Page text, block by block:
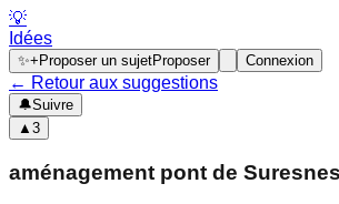
💡
Idées
✨+ Proposer un sujetProposer Connexion
← Retour aux suggestions
🔔Suivre
▲ 3
aménagement pont de Suresnes